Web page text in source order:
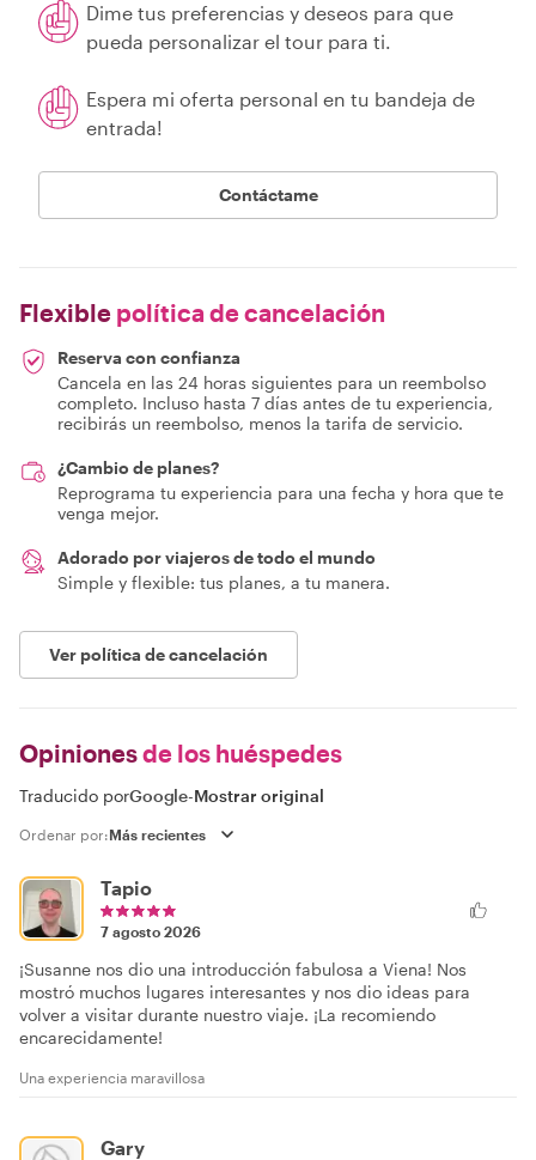
Dime tus preferencias y deseos para que
pueda personalizar el tour para ti.
Espera mi oferta personal en tu bandeja de
entrada!
Contáctame
Flexible política de cancelación
Reserva con confianza
Cancela en las 24 horas siguientes para un reembolso
completo. Incluso hasta 7 días antes de tu experiencia,
recibirás un reembolso, menos la tarifa de servicio.
¿Cambio de planes?
Reprograma tu experiencia para una fecha y hora que te
venga mejor.
Adorado por viajeros de todo el mundo
Simple y flexible: tus planes, a tu manera.
Ver política de cancelación
Opinionesde los huéspedes
Traducido porGoogle-Mostrar original
Ordenar por:
Tapio
7 agosto 2026
¡Susanne nos dio una introducción fabulosa a Viena! Nos
mostró muchos lugares interesantes y nos dio ideas para
volver a visitar durante nuestro viaje. ¡La recomiendo
encarecidamente!
Una experiencia maravillosa
Gary